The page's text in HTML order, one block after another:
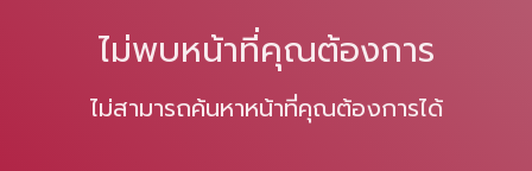
ไม่พบหน้าที่คุณต้องการ
ไม่สามารถค้นหาหน้าที่คุณต้องการได้